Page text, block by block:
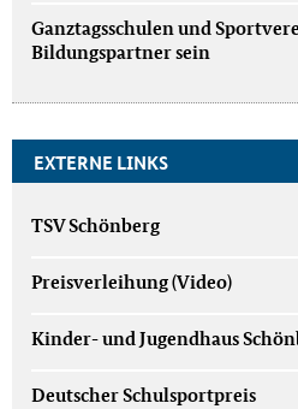
Ganztagsschulen und
Bildungspartner sein
EXTERNE LINKS
TSV Schönberg
Preisverleihung (Video)
Kinder- und Jugendhaus
Deutscher Schulsportpreis